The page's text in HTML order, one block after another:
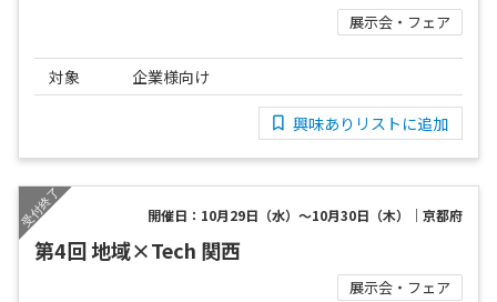
展示会・フェア
対象 企業様向け
興味ありリストに追加
開催日：10月29日（水）～10月30日（木）｜京都府
第4回 地域×Tech 関西
展示会・フェア